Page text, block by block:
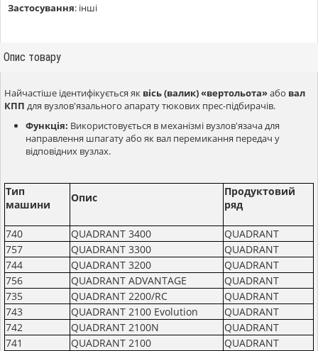
Застосування: інші
Опис товару
Найчастіше ідентифікується як вісь (валик) «вертольота»або вал
КПП для вузлов'язального апарату тюкових прес-підбирачів.
Функція: Використовується в механізмі вузлов'язача для
направлення шпагату або як вал перемикання передач у
відповідних вузлах.
Тип
машини
Опис
Продуктовий
ряд
740 QUADRANT 3400
QUADRANT
757
QUADRANT 3300
QUADRANT
744
QUADRANT 3200
QUADRANT
756
QUADRANT ADVANTAGE
QUADRANT
735
QUADRANT 2200/RC
QUADRANT
743
QUADRANT 2100 Evolution
QUADRANT
742
QUADRANT 2100N
QUADRANT
741
QUADRANT 2100
QUADRANT